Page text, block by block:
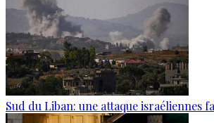
Sud du Liban: une attaque israéliennes